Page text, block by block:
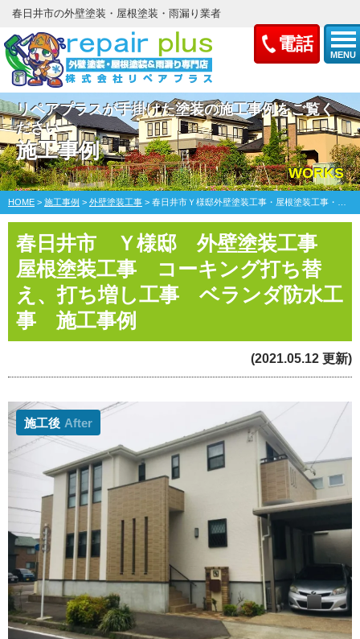
電話
MENU
春日井市の外壁塗装・屋根塗装・雨漏り業者
リペアプラスが手掛けた塗装の施工事例をご覧く
ださい
施工事例
WORKS
HOME > 施工事例 > 外壁塗装工事 > 春日井市Ｙ様邸外壁塗装工事・屋根塗装工事・コーキング打ち替え、打ち増し工事、ベランダ防水工事
春日井市 Ｙ様邸 外壁塗装工事
屋根塗装工事 コーキング打ち替
え、打ち増し工事 ベランダ防水工
事 施工事例
(2021.05.12 更新)
施工後 After